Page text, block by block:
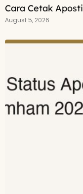
Cara Cetak
August 5, 2026